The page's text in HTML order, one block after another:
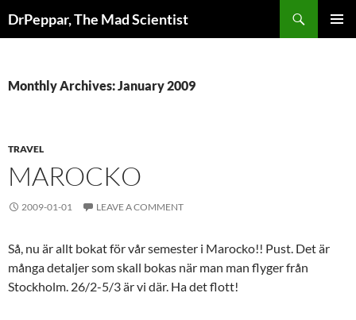
toDrPeppar, The Mad Scientist
Monthly Archives: January 2009
TRAVEL
MAROCKO
2009-01-01 LEAVE A COMMENT
Så, nu är allt bokat för vår semester i Marocko!! Pust. Det är
många detaljer som skall bokas när man man flyger från
Stockholm. 26/2-5/3 är vi där. Ha det flott!